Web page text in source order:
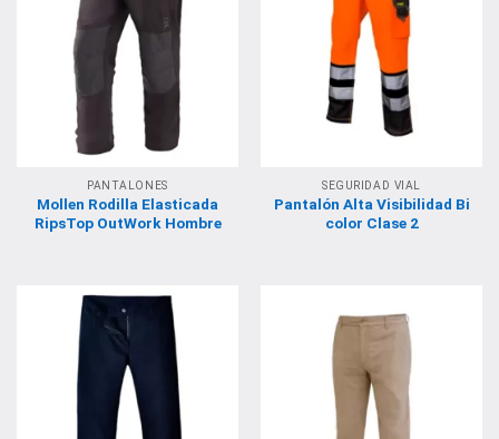
PANTALONES
Mollen Rodilla Elasticada
RipsTop OutWork Hombre
SEGURIDAD VIAL
Pantalón Alta Visibilidad Bi
color Clase 2